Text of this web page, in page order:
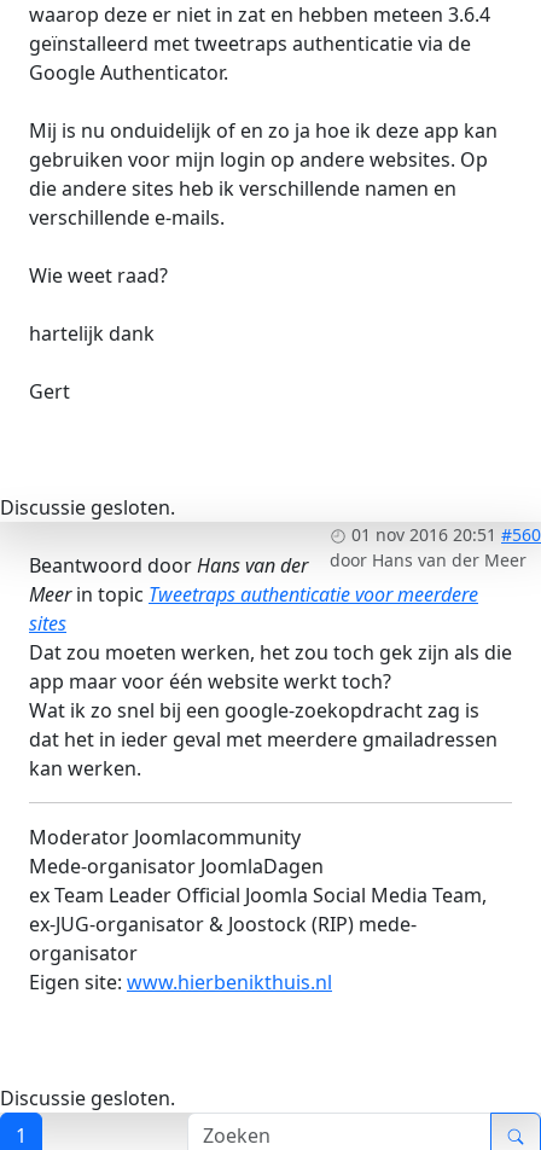
waarop deze er niet in zat en hebben meteen 3.6.4
geïnstalleerd met tweetraps authenticatie via de
Google Authenticator.
Mij is nu onduidelijk of en zo ja hoe ik deze app kan
gebruiken voor mijn login op andere websites. Op
die andere sites heb ik verschillende namen en
verschillende e-mails.
Wie weet raad?
hartelijk dank
Gert
Discussie gesloten.
01 nov 2016 20:51 #560
door Hans van der Meer
Beantwoord doorHans van der
Meerin topic Tweetraps authenticatie voor meerdere
sites
Dat zou moeten werken, het zou toch gek zijn als die
app maar voor één website werkt toch?
Wat ik zo snel bij een google-zoekopdracht zag is
dat het in ieder geval met meerdere gmailadressen
kan werken.
Moderator Joomlacommunity
Mede-organisator JoomlaDagen
ex Team Leader Official Joomla Social Media Team,
ex-JUG-organisator & Joostock (RIP) mede-
organisator
Eigen site: www.hierbenikthuis.nl
Discussie gesloten.
1